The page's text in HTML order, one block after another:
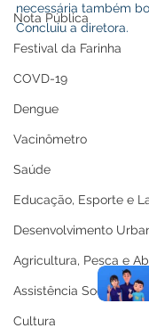
Nota Pública
Festival da Farinha
COVD-19
Dengue
Vacinômetro
Saúde
Educação, Esporte e
Desenvolvimento
Agricultura, Pesca e
Assistência Social
Cultura
necessária também
Concluiu a diretora.